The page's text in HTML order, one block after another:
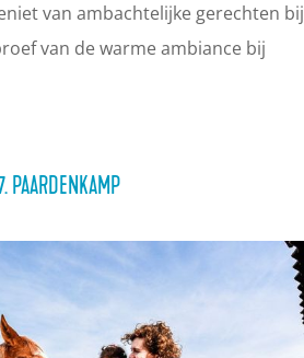
van ambachtelijke gerechten bij
van de warme ambiance bij
7. PAARDENKAMP